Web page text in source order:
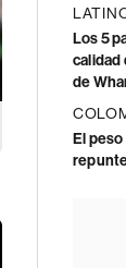
Los 5
calidad
de
El